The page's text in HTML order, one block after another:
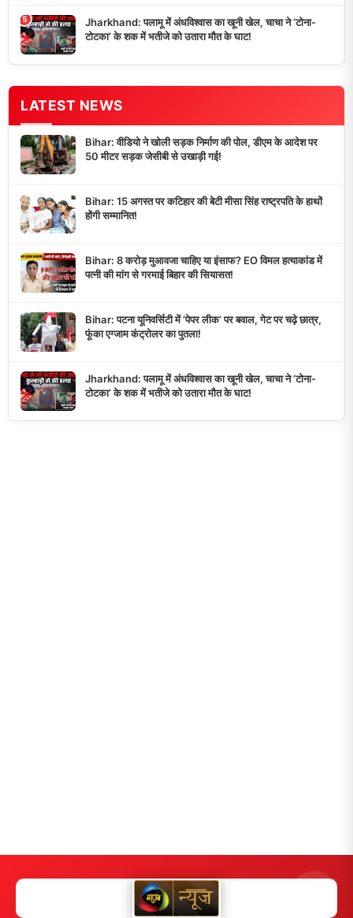
5
Jharkhand: पलामू में अंधविश्वास का खूनी खेल, चाचा ने ‘टोना-
टोटका’ के शक में भतीजे को उतारा मौत के घाट!
LATEST NEWS
Bihar: वीडियो ने खोली सड़क निर्माण की पोल, डीएम के आदेश पर
50 मीटर सड़क जेसीबी से उखाड़ी गई!
Bihar: 15 अगस्त पर कटिहार की बेटी मीसा सिंह राष्ट्रपति के हाथों
होंगी सम्मानित!
Bihar: 8 करोड़ मुआवजा चाहिए या इंसाफ? EO विमल हत्याकांड में
पत्नी की मांग से गरमाई बिहार की सियासत!
Bihar: पटना यूनिवर्सिटी में ‘पेपर लीक’ पर बवाल, गेट पर चढ़े छात्र,
फूंका एग्जाम कंट्रोलर का पुतला!
Jharkhand: पलामू में अंधविश्वास का खूनी खेल, चाचा ने ‘टोना-
टोटका’ के शक में भतीजे को उतारा मौत के घाट!